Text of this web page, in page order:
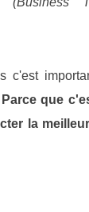
c'est
Parce que
la